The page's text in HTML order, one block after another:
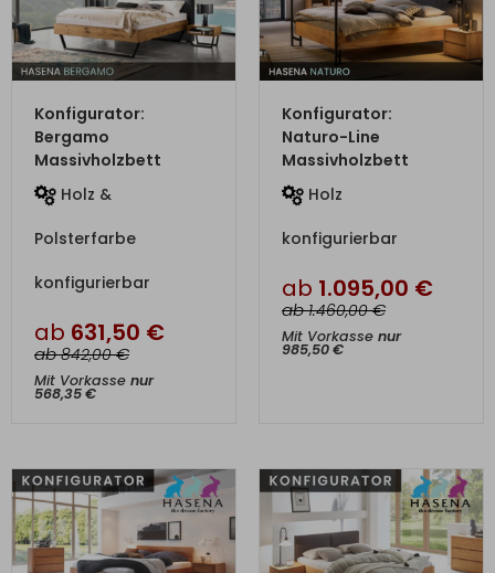
ZUM PRODUKT
Konfigurator:
Bergamo
Massivholzbett
Holz &
Polsterfarbe
konfigurierbar
ab 631,50 €
ab 842,00€
Mit Vorkasse nur
568,35€
ZUM PRODUKT
Konfigurator:
Naturo-Line
Massivholzbett
Holz
konfigurierbar
ab 1.095,00 €
ab 1.460,00€
Mit Vorkasse nur
985,50€